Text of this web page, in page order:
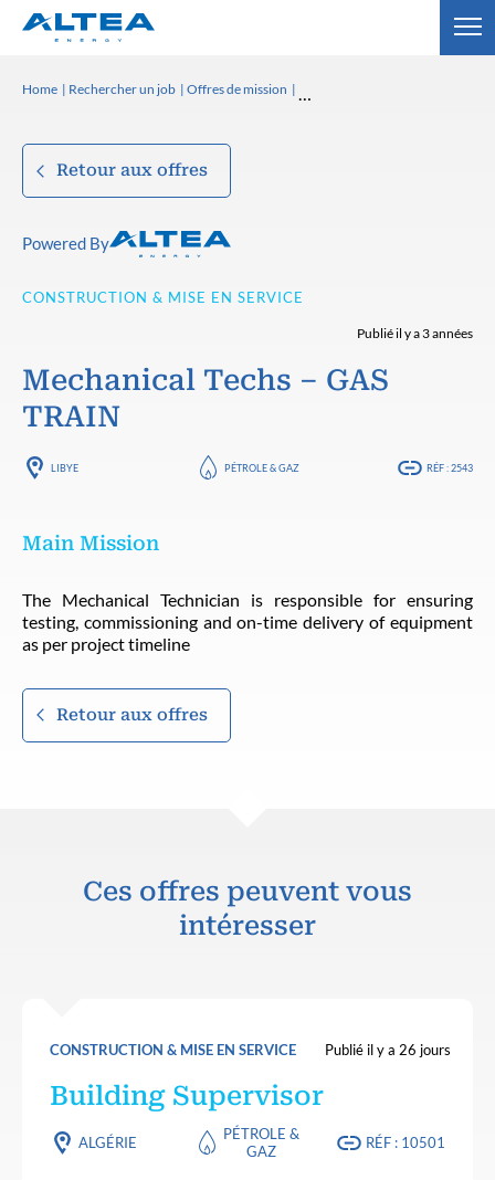
Home Rechercher un job Offres de mission
Retour aux offres
Powered By
CONSTRUCTION & MISE EN SERVICE
Publié il y a 3 années
Mechanical Techs – GAS
TRAIN
LIBYE PÉTROLE & GAZ RÉF : 2543
Main Mission
The Mechanical Technician is responsible for ensuring
testing, commissioning and on-time delivery of equipment
as per project timeline
Retour aux offres
Ces offres peuvent vous
intéresser
CONSTRUCTION & MISE EN SERVICE Publié il y a 26 jours
Building Supervisor
ALGÉRIE
PÉTROLE &
GAZ
RÉF : 10501